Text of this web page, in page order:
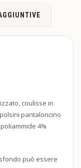
coulisse in
pantaloncino
4%
può essere